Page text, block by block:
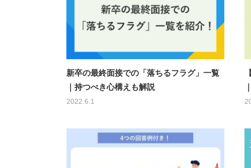
新卒の最終面接での「落ちるフラグ」一覧
｜持つべき心構えも解説
2022.6.1